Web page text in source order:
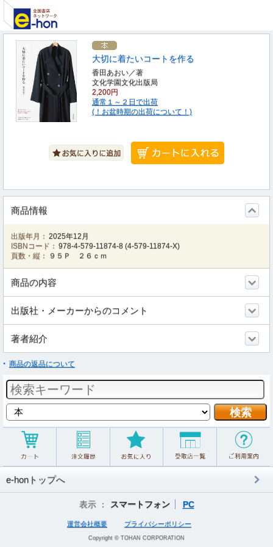
大切に着たいコートを作る
香田あおい／著
文化学園文化出版局
2,200円
通常１～２日で出荷
(！お盆時期の出荷について！)
商品情報
出版年月： 2025年12月
ISBNコード： 978-4-579-11874-8 (4-579-11874-X)
頁数・縦：
９５Ｐ ２６ｃｍ
商品の内容
出版社・メーカーからのコメント
著者紹介
商品の返品について
e-honトップへ
表示 ： スマートフォン PC
運営会社概要 プライバシーポリシー
Copyright © TOHAN CORPORATION